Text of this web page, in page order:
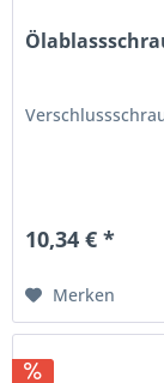
10,34 € *
Merken